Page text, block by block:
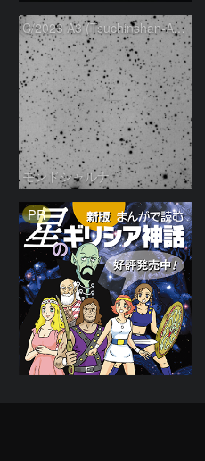
C/2023 A3 (Tsuchinshan-ATLAS)
モンドシャルナ
PR